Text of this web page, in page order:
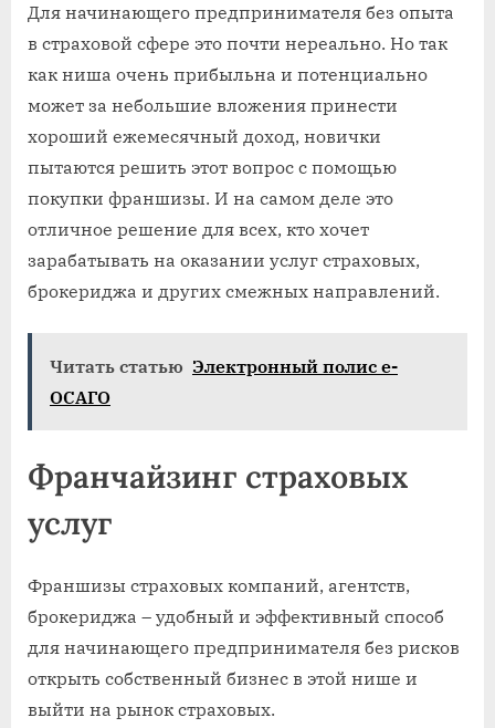
Для начинающего предпринимателя без опыта
в страховой сфере это почти нереально. Но так
как ниша очень прибыльна и потенциально
может за небольшие вложения принести
хороший ежемесячный доход, новички
пытаются решить этот вопрос с помощью
покупки франшизы. И на самом деле это
отличное решение для всех, кто хочет
зарабатывать на оказании услуг страховых,
брокериджа и других смежных направлений.
Читать статью Электронный полис е-
ОСАГО
Франчайзинг страховых
услуг
Франшизы страховых компаний, агентств,
брокериджа – удобный и эффективный способ
для начинающего предпринимателя без рисков
открыть собственный бизнес в этой нише и
выйти на рынок страховых.